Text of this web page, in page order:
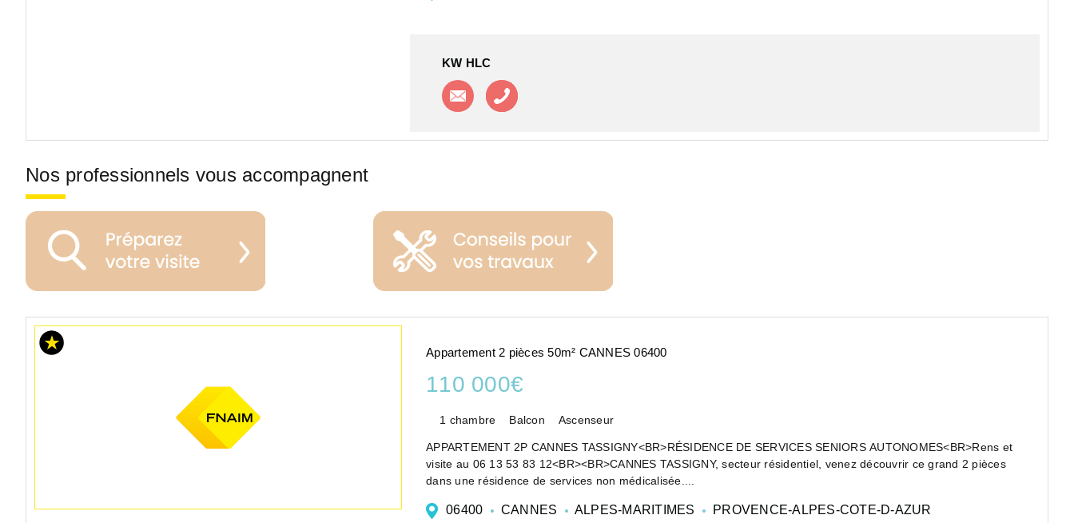
KW HLC
Contacter l'agence
Nos professionnels vous accompagnent
Appartement 2 pièces 50m² CANNES 06400
110 000€
1 chambre Balcon Ascenseur
APPARTEMENT 2P CANNES TASSIGNY<BR>RÉSIDENCE DE SERVICES SENIORS AUTONOMES<BR>Rens et
visite au 06 13 53 83 12<BR><BR>CANNES TASSIGNY, secteur résidentiel, venez découvrir ce grand 2 pièces
dans une résidence de services non médicalisée....
06400 CANNES ALPES-MARITIMES PROVENCE-ALPES-COTE-D-AZUR